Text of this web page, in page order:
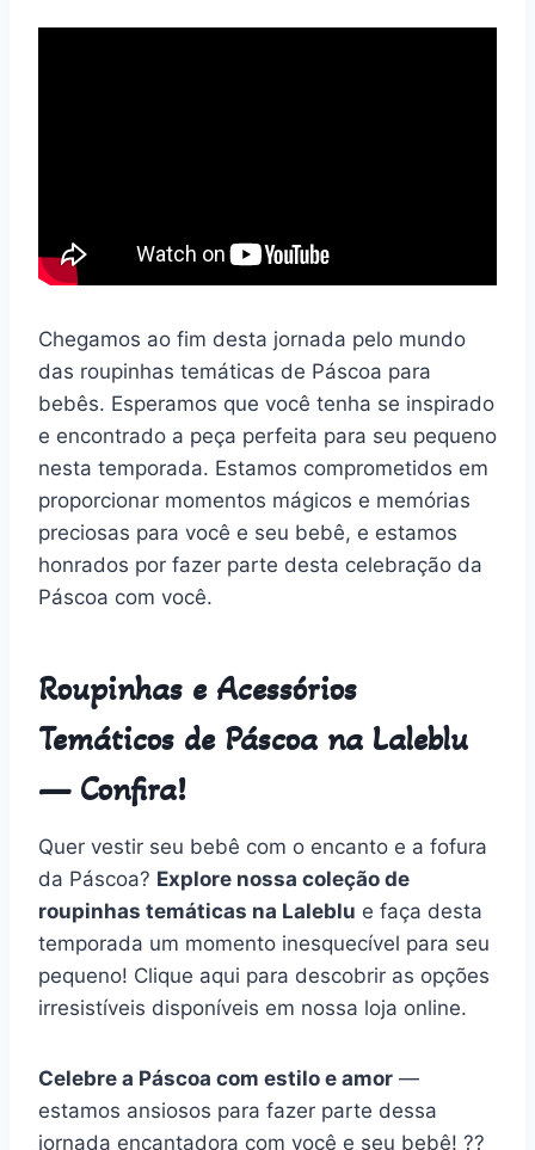
Chegamos ao fim desta jornada pelo mundo
das roupinhas temáticas de Páscoa para
bebês. Esperamos que você tenha se inspirado
e encontrado a peça perfeita para seu pequeno
nesta temporada. Estamos comprometidos em
proporcionar momentos mágicos e memórias
preciosas para você e seu bebê, e estamos
honrados por fazer parte desta celebração da
Páscoa com você.
Roupinhas e Acessórios
Temáticos de Páscoa na Laleblu
— Confira!
Quer vestir seu bebê com o encanto e a fofura
da Páscoa? Explore nossa coleção de
roupinhas temáticas na Laleblu e faça desta
temporada um momento inesquecível para seu
pequeno! Clique aqui para descobrir as opções
irresistíveis disponíveis em nossa loja online.
Celebre a Páscoa com estilo e amor —
estamos ansiosos para fazer parte dessa
jornada encantadora com você e seu bebê! ??